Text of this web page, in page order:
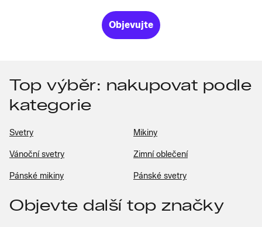
Objevujte
Top výběr: nakupovat podle
kategorie
Svetry Mikiny
Vánoční svetry Zimní oblečení
Pánské mikiny Pánské svetry
Objevte další top značky